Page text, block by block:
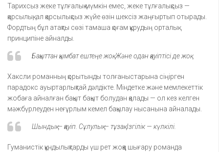
Тарихсыз жеке тұлғалық мүмкін емес, жеке тұлғалықсыз —
қарсылық, ал қарсылықсыз жүйе өзін шексіз жаңғыртып отырады.
Фордтың бұл атақты сөзі тамаша қоғам құрудың орталық
принципіне айналды.
Бақыттан қымбат ештеңе жоқ. Және одан қауіптісі де жоқ.
Хаксли романның қорытынды толғаныстарына сіңірген
парадокс ауыртарлықтай дәлдікте. Міндетке және мемлекеттік
жобаға айналған бақыт бақыт болудан қалады — ол кез келген
мәжбүрлеуден неғұрлым кемел бақылау нысанына айналады.
Шындық — қауіп. Сұлулық — тұзақ. Ізгілік — күлкілі.
Гуманистік құндылықтарды үш рет жоққа шығару романда